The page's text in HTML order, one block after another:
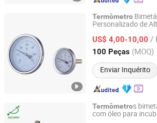
Termômetro
Personalizado de
Polegadas com
Bimetálica
US$ 4,00-10,00 /
100 Peças (MOQ)
Enviar Inquérito
Yuyao Gongchuang Instrument Co., Ltd.
Zhejiang, China Desde 2018
Termômetros
com óleo para
Shanghai Qualitywell Industrial Co., Ltd.